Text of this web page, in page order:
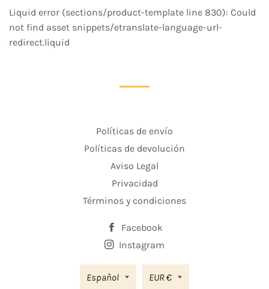
Facebook
en
Liquid error (sections/product-template line 830): Could
not find asset snippets/etranslate-language-url-
redirect.liquid
Políticas de envío
Políticas de devolución
Aviso Legal
Privacidad
Términos y condiciones
Facebook
Instagram
Español Moneda
EUR €